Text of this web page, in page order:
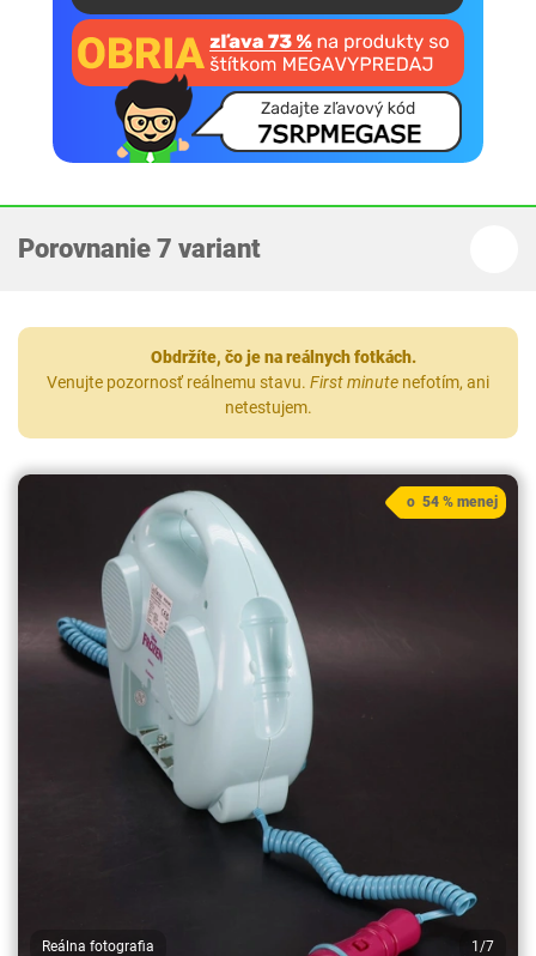
Porovnanie 7 variant
Obdržíte, čo je na reálnych fotkách.
Venujte pozornosť reálnemu stavu. First minute nefotím, ani
netestujem.
Reálna fotografia 1/7
o 54 % menej